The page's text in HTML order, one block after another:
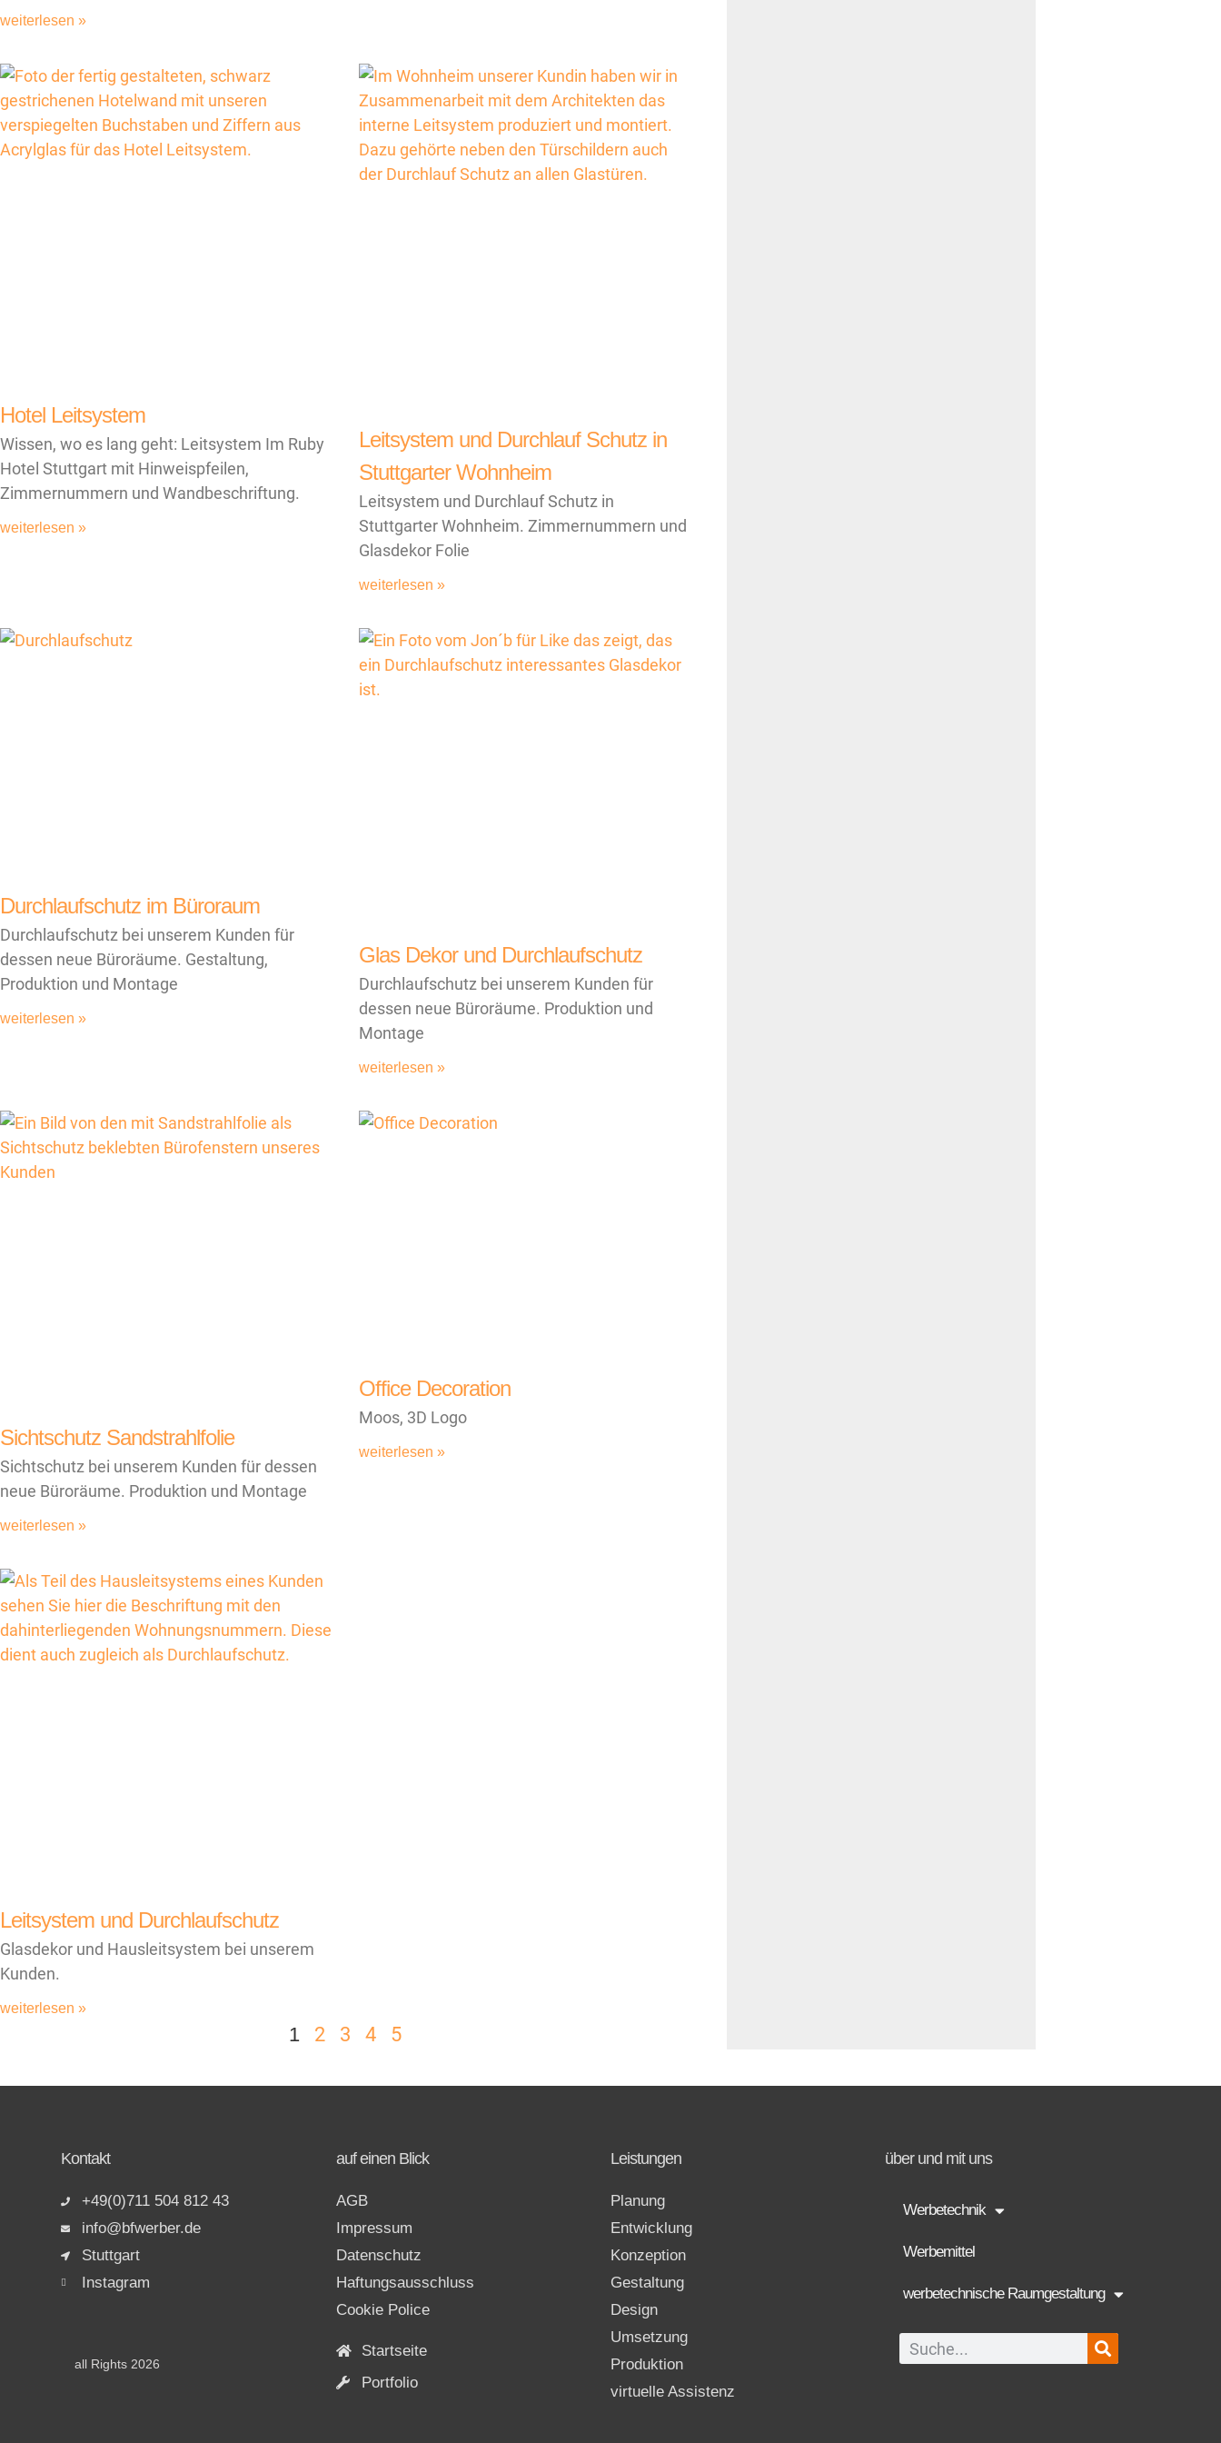
weiterlesen »
Hotel Leitsystem
Wissen, wo es lang geht: Leitsystem Im Ruby
Hotel Stuttgart mit Hinweispfeilen,
Zimmernummern und Wandbeschriftung.
weiterlesen »
Leitsystem und Durchlauf Schutz in
Stuttgarter Wohnheim
Leitsystem und Durchlauf Schutz in
Stuttgarter Wohnheim. Zimmernummern und
Glasdekor Folie
weiterlesen »
Durchlaufschutz im Büroraum
Durchlaufschutz bei unserem Kunden für
dessen neue Büroräume. Gestaltung,
Produktion und Montage
weiterlesen »
Glas Dekor und Durchlaufschutz
Durchlaufschutz bei unserem Kunden für
dessen neue Büroräume. Produktion und
Montage
weiterlesen »
Sichtschutz Sandstrahlfolie
Sichtschutz bei unserem Kunden für dessen
neue Büroräume. Produktion und Montage
weiterlesen »
Office Decoration
Moos, 3D Logo
weiterlesen »
Leitsystem und Durchlaufschutz
Glasdekor und Hausleitsystem bei unserem
Kunden.
weiterlesen »
1 2 3 4 5
Kontakt
+49(0)711 504 812 43
info@bfwerber.de
Stuttgart
Instagram
all Rights 2026
auf einen Blick
AGB
Impressum
Datenschutz
Haftungsausschluss
Cookie Police
Startseite
Portfolio
Leistungen
Planung
Entwicklung
Konzeption
Gestaltung
Design
Umsetzung
Produktion
virtuelle Assistenz
über und mit uns
Werbetechnik
Werbemittel
werbetechnische Raumgestaltung